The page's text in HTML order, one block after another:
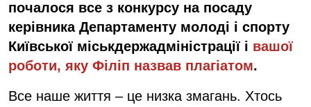
почалося все з конкурсу на посаду
керівника Департаменту молоді і спорту
Київської міськдержадміністрації і вашої
роботи, яку Філіп назвав плагіатом.
Все наше життя – це низка змагань. Хтось